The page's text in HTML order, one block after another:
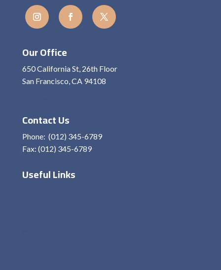
Our Office
650 California St, 26th Floor
San Francisco, CA 94108
Contact Us
Phone: (012) 345-6789
Fax: (012) 345-6789
Useful Links